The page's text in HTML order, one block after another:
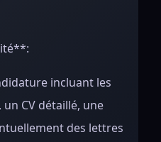
incluant les
CV détaillé, une
des lettres